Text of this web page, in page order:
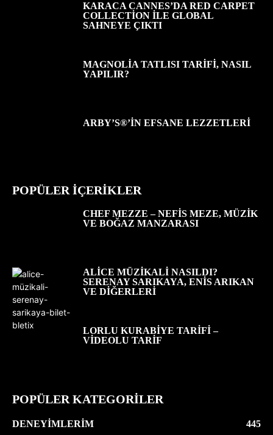
KARACA CANNES’DA RED CARPET
COLLECTION ILE GLOBAL
SAHNEYE ÇIKTI
MAGNOLIA TATLISI TARIFI, NASIL
YAPILIR?
ARBY’S®’IN EFSANE LEZZETLERI
POPÜLER İÇERİKLER
CHEF MEZZE – NEFIS MEZE, MÜZIK
VE BOĞAZ MANZARASI
ALICE MÜZIKALI NASILDI?
SERENAY SARIKAYA, ENIS ARIKAN
VE DIĞERLERI
LORLU KURABIYE TARIFI –
VIDEOLU TARIF
POPÜLER KATEGORİLER
DENEYIMLERIM
445